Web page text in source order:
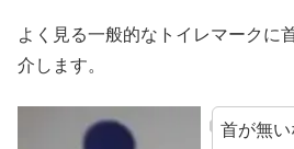
よく見る一般的なトイレマークに
介します。
首が無